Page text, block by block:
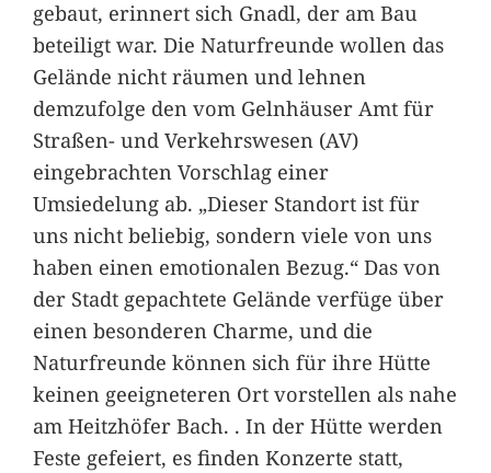
gebaut, erinnert sich Gnadl, der am Bau
beteiligt war. Die Naturfreunde wollen das
Gelände nicht räumen und lehnen
demzufolge den vom Gelnhäuser Amt für
Straßen- und Verkehrswesen (AV)
eingebrachten Vorschlag einer
Umsiedelung ab. „Dieser Standort ist für
uns nicht beliebig, sondern viele von uns
haben einen emotionalen Bezug.“ Das von
der Stadt gepachtete Gelände verfüge über
einen besonderen Charme, und die
Naturfreunde können sich für ihre Hütte
keinen geeigneteren Ort vorstellen als nahe
am Heitzhöfer Bach. . In der Hütte werden
Feste gefeiert, es finden Konzerte statt,